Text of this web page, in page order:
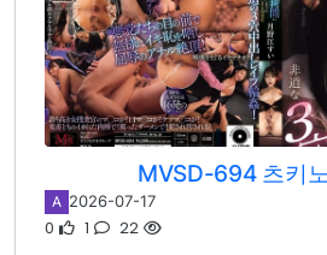
MVSD-694 츠키
A 2026-07-17
0 1 22